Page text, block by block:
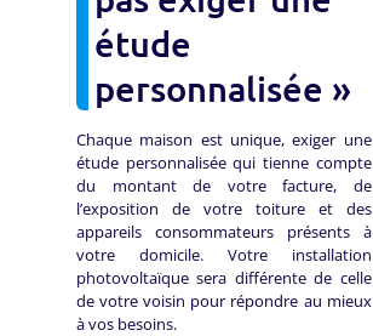
étude
personnalisée »
Chaque maison est unique, exiger une
étude personnalisée qui tienne compte
du montant de votre facture, de
l’exposition de votre toiture et des
appareils consommateurs présents à
votre domicile. Votre installation
photovoltaïque sera différente de celle
de votre voisin pour répondre au mieux
à vos besoins.